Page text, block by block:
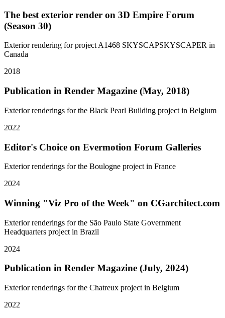
The best exterior render on 3D Empire Forum
(Season 30)
Exterior rendering for project A1468 SKYSCAPSKYSCAPER in
Canada
2018
Publication in Render Magazine (May, 2018)
Exterior renderings for the Black Pearl Building project in Belgium
2022
Editor's Choice on Evermotion Forum Galleries
Exterior renderings for the Boulogne project in France
2024
Winning "Viz Pro of the Week" on CGarchitect.com
Exterior renderings for the São Paulo State Government
Headquarters project in Brazil
2024
Publication in Render Magazine (July, 2024)
Exterior renderings for the Chatreux project in Belgium
2022